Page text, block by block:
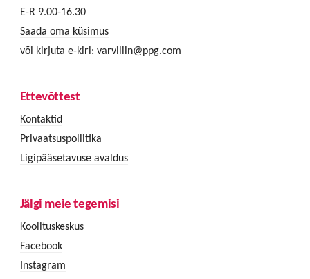
E-R 9.00-16.30
Saada oma küsimus
või kirjuta e-kiri: varviliin@ppg.com
Ettevõttest
Kontaktid
Privaatsuspoliitika
Ligipääsetavuse avaldus
Jälgi meie tegemisi
Koolituskeskus
Facebook
Instagram